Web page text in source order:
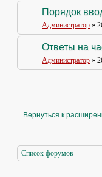
Порядок
Администратор »
Ответы на
Администратор »
Вернуться к
Список форумов